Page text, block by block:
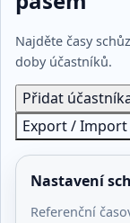
Najděte časy
doby účastníků.
Přidat
Export / Import
Nastavení
Referenční